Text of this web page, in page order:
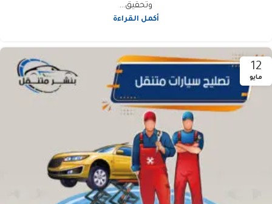
وتحقيق...
أكمل القراءة
12
مايو